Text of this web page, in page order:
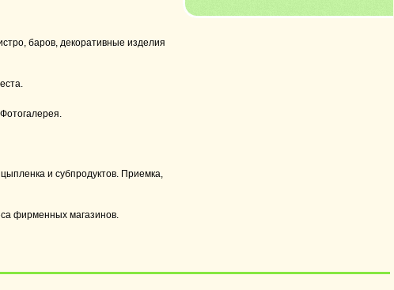
баров, декоративные изделия
и субпродуктов. Приемка,
фирменных магазинов.